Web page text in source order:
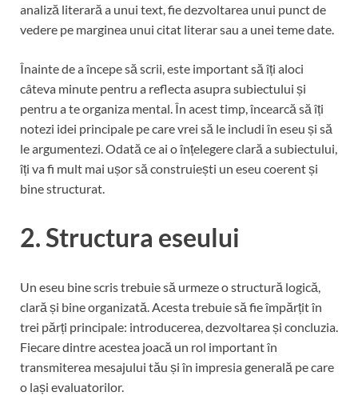
analiză literară a unui text, fie dezvoltarea unui punct de
vedere pe marginea unui citat literar sau a unei teme date.
Înainte de a începe să scrii, este important să îți aloci
câteva minute pentru a reflecta asupra subiectului și
pentru a te organiza mental. În acest timp, încearcă să îți
notezi idei principale pe care vrei să le includi în eseu și să
le argumentezi. Odată ce ai o înțelegere clară a subiectului,
îți va fi mult mai ușor să construiești un eseu coerent și
bine structurat.
2. Structura eseului
Un eseu bine scris trebuie să urmeze o structură logică,
clară și bine organizată. Acesta trebuie să fie împărțit în
trei părți principale: introducerea, dezvoltarea și concluzia.
Fiecare dintre acestea joacă un rol important în
transmiterea mesajului tău și în impresia generală pe care
o lași evaluatorilor.